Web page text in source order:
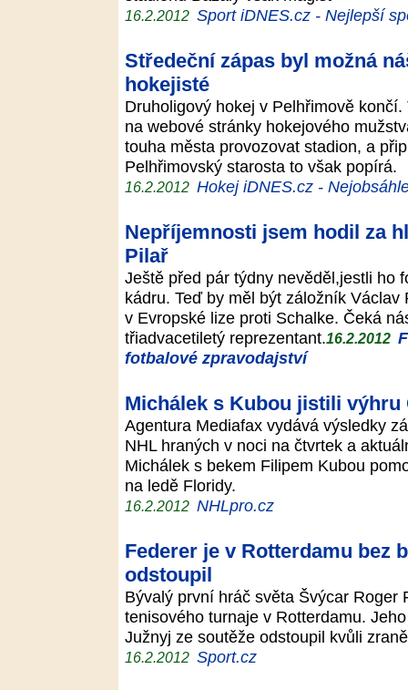
16.2.2012 Sport iDNES.cz - Nejlepší
Středeční zápas byl možná
hokejisté
Druholigový hokej v Pelhřimově
na webové stránky hokejového
touha města provozovat stadion, a
Pelhřimovský starosta to však popírá.
16.2.2012 Hokej iDNES.cz -
Nepříjemnosti jsem hodil za
Pilař
Ještě před pár týdny nevěděl,jestli ho
kádru. Teď by měl být záložník
v Evropské lize proti Schalke. Čeká
třiadvacetiletý reprezentant.16.2.2012
fotbalové zpravodajství
Michálek s Kubou jistili výhru
Agentura Mediafax vydává výsledky
NHL hraných v noci na čtvrtek a
Michálek s bekem Filipem Kubou
na ledě Floridy.
16.2.2012 NHLpro.cz
Federer je v Rotterdamu bez
odstoupil
Bývalý první hráč světa Švýcar Roger
tenisového turnaje v Rotterdamu.
Južnyj ze soutěže odstoupil kvůli
16.2.2012 Sport.cz